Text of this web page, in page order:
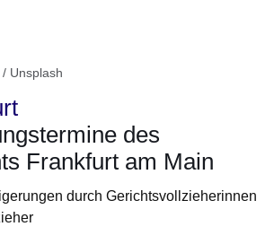
Unsplash
des
Frankfurt am Main
durch Gerichtsvollzieherinnen